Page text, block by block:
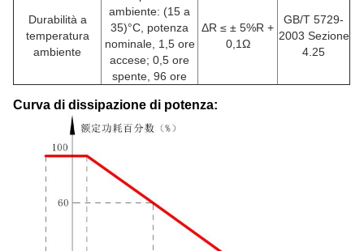
Durabilità a
temperatura
ambiente
ambiente: (15 a
35)°C, potenza
nominale, 1,5 ore
accese; 0,5 ore
spente, 96 ore
ΔR ≤ ± 5%R +
0,1Ω
GB/T 5729-
2003 Sezione
4.25
Curva di dissipazione di potenza: